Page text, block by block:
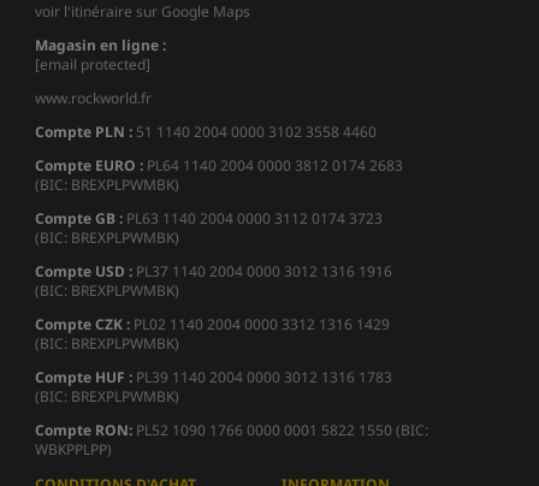
voir l'itinéraire sur Google Maps
Magasin en ligne :
[email protected]
www.rockworld.fr
Compte PLN : 51 1140 2004 0000 3102 3558 4460
Compte EURO : PL64 1140 2004 0000 3812 0174 2683
(BIC: BREXPLPWMBK)
Compte GB : PL63 1140 2004 0000 3112 0174 3723
(BIC: BREXPLPWMBK)
Compte USD : PL37 1140 2004 0000 3012 1316 1916
(BIC: BREXPLPWMBK)
Compte CZK : PL02 1140 2004 0000 3312 1316 1429
(BIC: BREXPLPWMBK)
Compte HUF : PL39 1140 2004 0000 3012 1316 1783
(BIC: BREXPLPWMBK)
Compte RON: PL52 1090 1766 0000 0001 5822 1550 (BIC:
WBKPPLPP)